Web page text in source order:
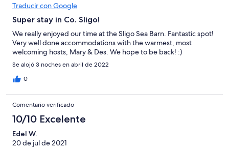
Traducir con Google
Super stay in Co. Sligo!
We really enjoyed our time at the Sligo Sea Barn. Fantastic spot!
Very well done accommodations with the warmest, most
welcoming hosts, Mary & Des. We hope to be back! :)
Se alojó 3 noches en abril de 2022
0
Comentario verificado
10/10 Excelente
Edel W.
20 de jul de 2021